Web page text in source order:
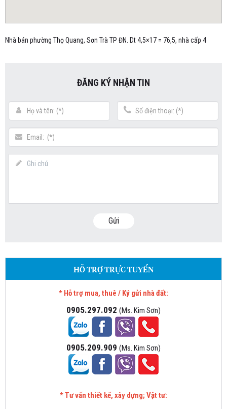
Nhà bán phường Thọ Quang, Sơn Trà TP ĐN. Dt 4,5×17 = 76,5, nhà cấp 4
ĐĂNG KÝ NHẬN TIN
Gửi
HỖ TRỢ TRỰC TUYẾN
* Hỗ trợ mua, thuê / Ký gửi nhà đất:
0905.297.092 (Ms. Kim Sơn)
0905.209.909 (Ms. Kim Sơn)
* Tư vấn thiết kế, xây dựng; Vật tư: